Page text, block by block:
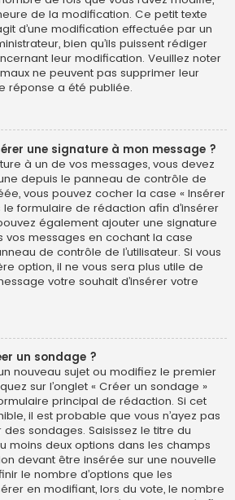
de la modification. Ce petit texte
d’une modification effectuée par un
bien qu’ils puissent rédiger
leur modification. Veuillez noter
ne peuvent pas supprimer leur
réponse a été publiée.
une signature à mon message ?
à un de vos messages, vous devez
depuis le panneau de contrôle de
vous pouvez cocher la case « Insérer
formulaire de rédaction afin d’insérer
également ajouter une signature
vos messages en cochant la case
de contrôle de l’utilisateur. Si vous
option, il ne vous sera plus utile de
votre souhait d’insérer votre
un sondage ?
nouveau sujet ou modifiez le premier
sur l’onglet « Créer un sondage »
principal de rédaction. Si cet
il est probable que vous n’ayez pas
sondages. Saisissez le titre du
moins deux options dans les champs
devant être insérée sur une nouvelle
le nombre d’options que les
en modifiant, lors du vote, le nombre